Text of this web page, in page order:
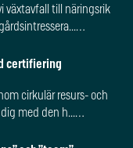
växtavfall till näringsrik
certifiering
cirkulär resurs- och
med den h...…